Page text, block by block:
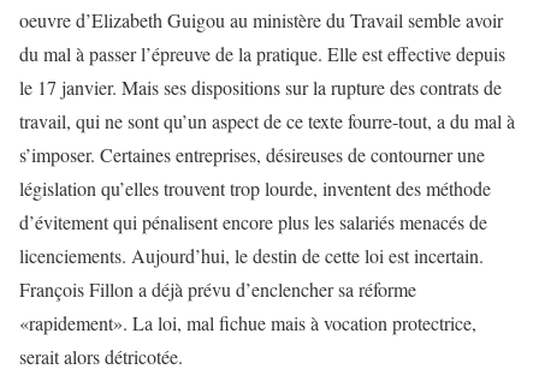
oeuvre d’Elizabeth Guigou au ministère du Travail semble avoir
du mal à passer l’épreuve de la pratique. Elle est effective depuis
le 17 janvier. Mais ses dispositions sur la rupture des contrats de
travail, qui ne sont qu’un aspect de ce texte fourre-tout, a du mal à
s’imposer. Certaines entreprises, désireuses de contourner une
législation qu’elles trouvent trop lourde, inventent des méthode
d’évitement qui pénalisent encore plus les salariés menacés de
licenciements. Aujourd’hui, le destin de cette loi est incertain.
François Fillon a déjà prévu d’enclencher sa réforme
«rapidement». La loi, mal fichue mais à vocation protectrice,
serait alors détricotée.